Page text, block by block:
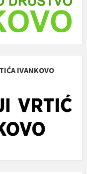
IVANKOVO